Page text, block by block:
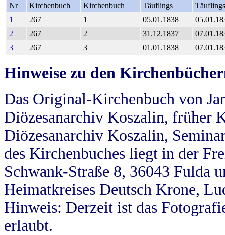
Nr
Kirchenbuch
Kirchenbuch
Täuflings
Täuflings
1
267 1 05.01.1838
2
267 2 31.12.1837
3
267 3 01.01.1838
Hinweise zu den
Das Original-Kirchenbuch von
Diözesanarchiv Koszalin, früher
Diözesanarchiv Koszalin,
des Kirchenbuches liegt in der
Schwank-Straße 8, 36043 Fulda
Heimatkreises Deutsch Krone,
Hinweis: Derzeit ist das
erlaubt.